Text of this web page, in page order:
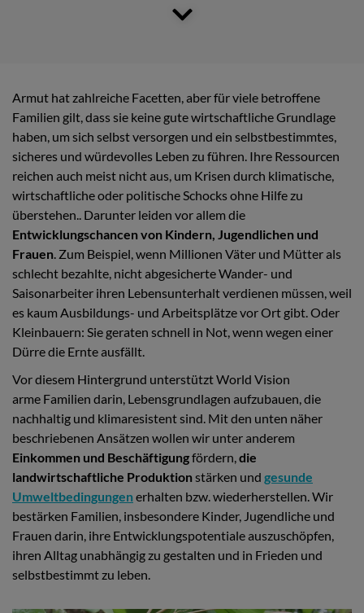
Armut hat zahlreiche Facetten, aber für viele betroffene
Familien gilt, dass sie keine gute wirtschaftliche Grundlage
haben, um sich selbst versorgen und ein selbstbestimmtes,
sicheres und würdevolles Leben zu führen. Ihre Ressourcen
reichen auch meist nicht aus, um Krisen durch klimatische,
wirtschaftliche oder politische Schocks ohne Hilfe zu
überstehen.. Darunter leiden vor allem die
Entwicklungschancen von Kindern, Jugendlichen und
Frauen . Zum Beispiel, wenn Millionen Väter und Mütter als
schlecht bezahlte, nicht abgesicherte Wander- und
Saisonarbeiter ihren Lebensunterhalt verdienen müssen, weil
es kaum Ausbildungs- und Arbeitsplätze vor Ort gibt. Oder
Kleinbauern: Sie geraten schnell in Not, wenn wegen einer
Dürre die Ernte ausfällt.
Vor diesem Hintergrund unterstützt World Vision
arme Familien darin, Lebensgrundlagen aufzubauen, die
nachhaltig und klimaresistent sind. Mit den unten näher
beschriebenen Ansätzen wollen wir unter anderem
Einkommen und Beschäftigungfördern, die
landwirtschaftliche Produktionstärken und gesunde
Umweltbedingungenerhalten bzw. wiederherstellen. Wir
bestärken Familien, insbesondere Kinder, Jugendliche und
Frauen darin, ihre Entwicklungspotentiale auszuschöpfen,
ihren Alltag unabhängig zu gestalten und in Frieden und
selbstbestimmt zu leben.